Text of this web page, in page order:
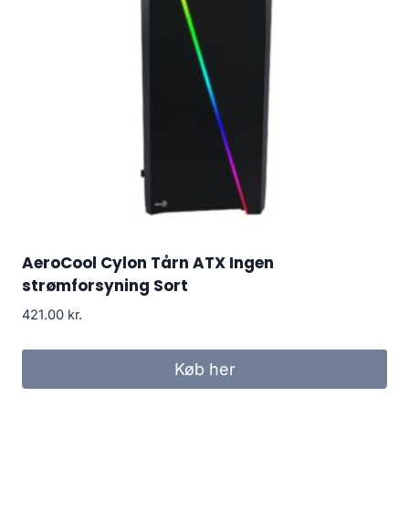
AeroCool Cylon Tårn ATX Ingen
strømforsyning Sort
421.00 kr.
Køb her